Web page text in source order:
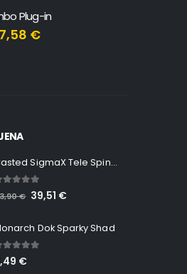
Plug-in
€
Casted SigmaX Tele Spin, 300cm, 40-80gr
out of 5
€ 39,51 €
Dok Sparky Shad
€